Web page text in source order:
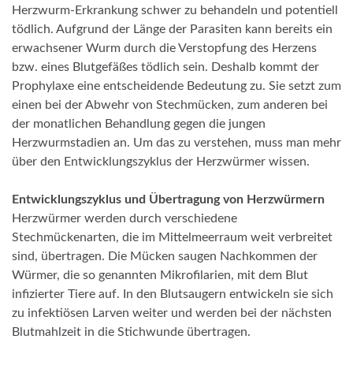
Herzwurm-Erkrankung schwer zu behandeln und potentiell
tödlich. Aufgrund der Länge der Parasiten kann bereits ein
erwachsener Wurm durch die Verstopfung des Herzens
bzw. eines Blutgefäßes tödlich sein. Deshalb kommt der
Prophylaxe eine entscheidende Bedeutung zu. Sie setzt zum
einen bei der Abwehr von Stechmücken, zum anderen bei
der monatlichen Behandlung gegen die jungen
Herzwurmstadien an. Um das zu verstehen, muss man mehr
über den Entwicklungszyklus der Herzwürmer wissen.
Entwicklungszyklus und Übertragung von Herzwürmern
Herzwürmer werden durch verschiedene
Stechmückenarten, die im Mittelmeerraum weit verbreitet
sind, übertragen. Die Mücken saugen Nachkommen der
Würmer, die so genannten Mikrofilarien, mit dem Blut
infizierter Tiere auf. In den Blutsaugern entwickeln sie sich
zu infektiösen Larven weiter und werden bei der nächsten
Blutmahlzeit in die Stichwunde übertragen.